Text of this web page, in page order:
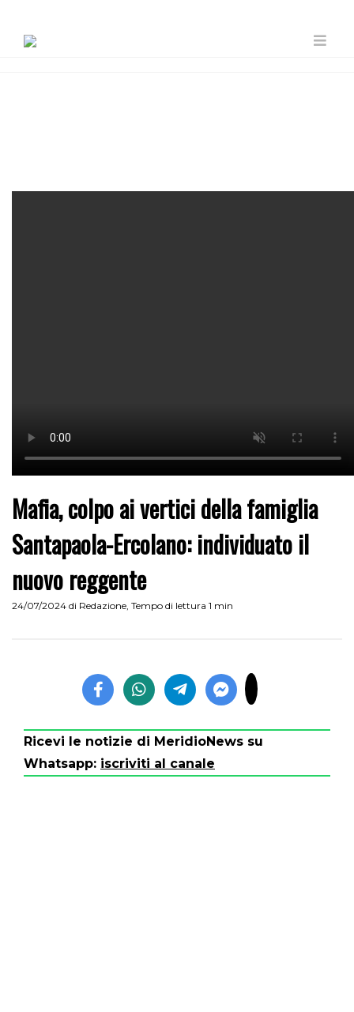
Mafia, colpo ai vertici della famiglia
Santapaola-Ercolano: individuato il
nuovo reggente
24/07/2024 di Redazione, Tempo di lettura 1 min
Ricevi le notizie di MeridioNews su
Whatsapp: iscriviti al canale